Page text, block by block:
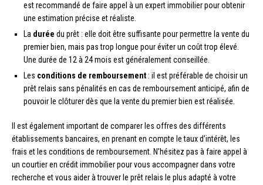
est recommandé de faire appel à un expert immobilier pour obtenir
une estimation précise et réaliste.
La durée du prêt : elle doit être suffisante pour permettre la vente du
premier bien, mais pas trop longue pour éviter un coût trop élevé.
Une durée de 12 à 24 mois est généralement conseillée.
Les conditions de remboursement : il est préférable de choisir un
prêt relais sans pénalités en cas de remboursement anticipé, afin de
pouvoir le clôturer dès que la vente du premier bien est réalisée.
Il est également important de comparer les offres des différents
établissements bancaires, en prenant en compte le taux d’intérêt, les
frais et les conditions de remboursement. N’hésitez pas à faire appel à
un courtier en crédit immobilier pour vous accompagner dans votre
recherche et vous aider à trouver le prêt relais le plus adapté à votre